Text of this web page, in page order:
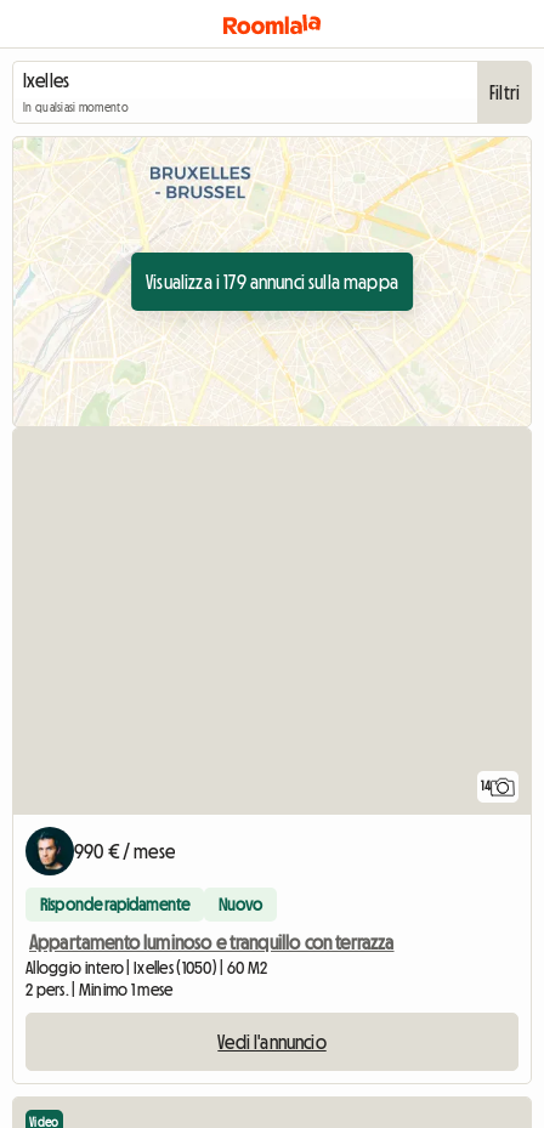
In qualsiasi momento
Filtri
Visualizza i 179 annunci sulla mappa
14
990 € / mese
Risponde rapidamente Nuovo
Appartamento luminoso e tranquillo con terrazza
Alloggio intero | Ixelles (1050) | 60 M2
2 pers. | Minimo 1 mese
Vedi l'annuncio
Video